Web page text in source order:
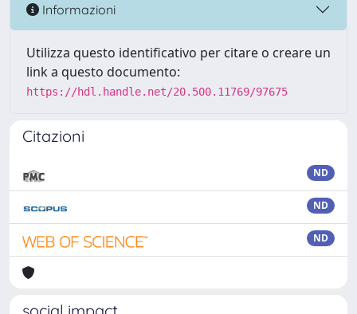
Informazioni
Utilizza questo identificativo per citare o creare un
link a questo documento:
https://hdl.handle.net/20.500.11769/97675
Citazioni
ND
ND
ND